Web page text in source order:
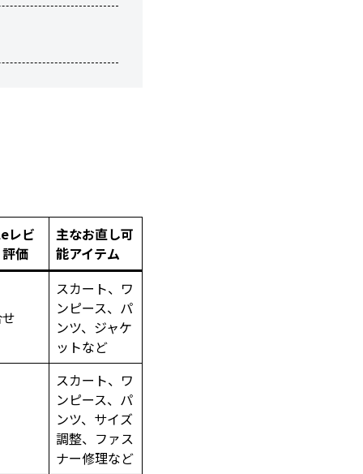
レビ
価
主なお直し可
能アイテム
スカート、ワ
ンピース、パ
ンツ、ジャケ
ットなど
スカート、ワ
ンピース、パ
ンツ、サイズ
調整、ファス
ナー修理など